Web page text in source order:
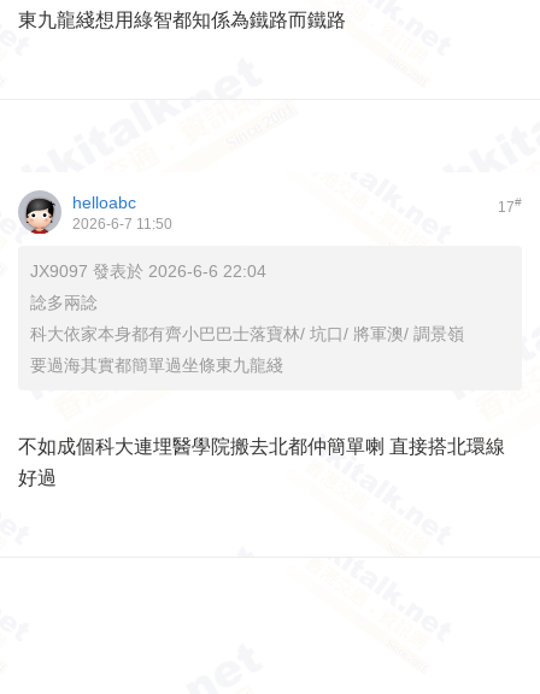
東九龍綫想用綠智都知係為鐵路而鐵路
17#
helloabc
2026-6-7 11:50
JX9097 發表於 2026-6-6 22:04
諗多兩諗
科大依家本身都有齊小巴巴士落寶林/ 坑口/ 將軍澳/ 調景嶺
要過海其實都簡單過坐條東九龍綫
不如成個科大連埋醫學院搬去北都仲簡單喇 直接搭北環線
好過